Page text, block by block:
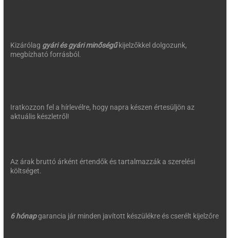
Kizárólag gyári és gyári minőségűkijelzőkkel dolgozunk,
megbízható forrásból.
Iratkozzon fel a hírlevélre, hogy napra készen értesüljön az
aktuális készletről!
Az árak bruttó árként értendők és tartalmazzák a szerelési
költséget.
6 hónapgarancia jár minden javított készülékre és cserélt kijelzőre